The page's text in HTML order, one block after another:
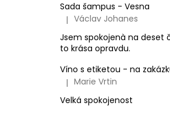
Sada šampus - Vesna
Hodnocení produktu je 5 z
| Václav Johanes
Jsem spokojenà na deset
to krása opravdu.
Víno s etiketou - na
Hodnocení produktu je 5 z
| Marie Vrtin
Velká spokojenost